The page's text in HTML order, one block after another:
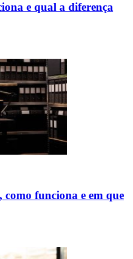
e qual a diferença
funciona e em que